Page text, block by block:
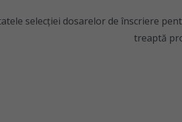
selecţiei dosarelor de înscriere
treaptă